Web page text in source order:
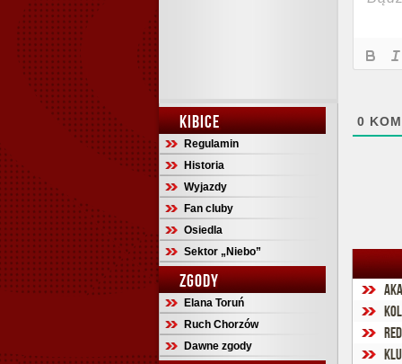
KIBICE
Regulamin
Historia
Wyjazdy
Fan cluby
Osiedla
Sektor „Niebo”
ZGODY
Elana Toruń
Ruch Chorzów
Dawne zgody
0